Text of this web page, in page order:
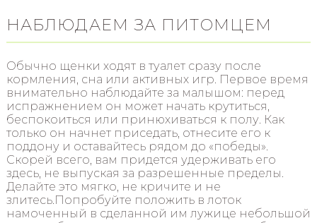
НАБЛЮДАЕМ ЗА ПИТОМЦЕМ
Обычно щенки ходят в туалет сразу после
кормления, сна или активных игр. Первое время
внимательно наблюдайте за малышом: перед
испражнением он может начать крутиться,
беспокоиться или принюхиваться к полу. Как
только он начнет приседать, отнесите его к
поддону и оставайтесь рядом до «победы».
Скорей всего, вам придется удерживать его
здесь, не выпуская за разрешенные пределы.
Делайте это мягко, не кричите и не
злитесь.Попробуйте положить в лоток
намоченный в сделанной им лужице небольшой